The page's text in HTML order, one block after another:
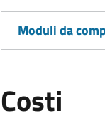
Moduli da
Costi